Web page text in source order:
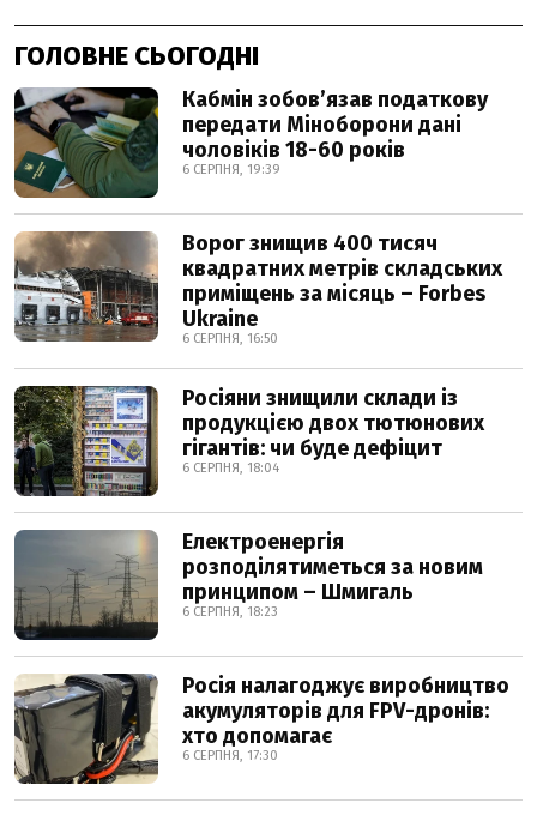
ГОЛОВНЕ СЬОГОДНІ
Кабмін зобовʼязав податкову
передати Міноборони дані
чоловіків 18-60 років
6 СЕРПНЯ, 19:39
Ворог знищив 400 тисяч
квадратних метрів складських
приміщень за місяць – Forbes
Ukraine
6 СЕРПНЯ, 16:50
Росіяни знищили склади із
продукцією двох тютюнових
гігантів: чи буде дефіцит
6 СЕРПНЯ, 18:04
Електроенергія
розподілятиметься за новим
принципом – Шмигаль
6 СЕРПНЯ, 18:23
Росія налагоджує виробництво
акумуляторів для FPV-дронів:
хто допомагає
6 СЕРПНЯ, 17:30